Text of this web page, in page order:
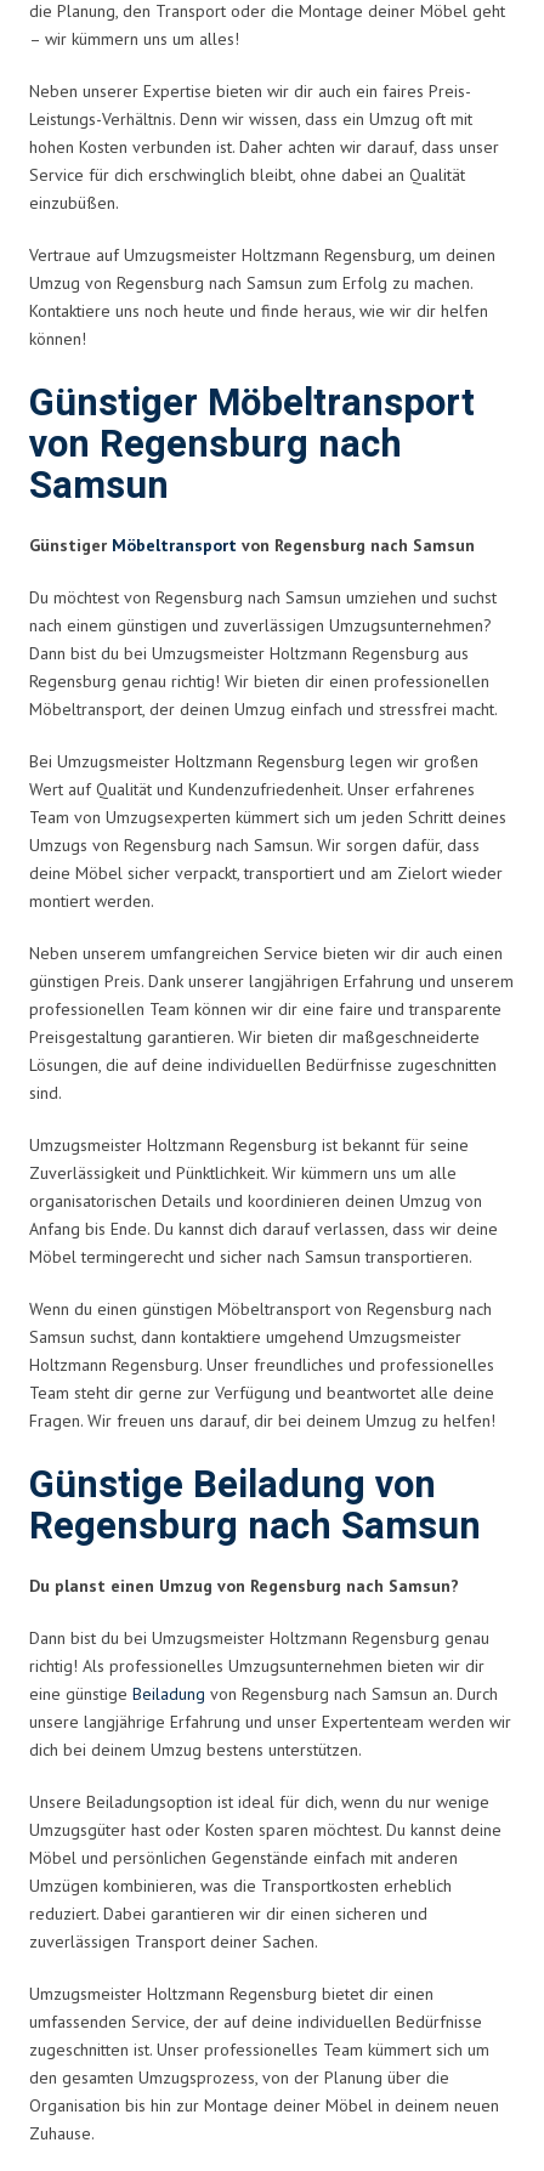
die Planung, den Transport oder die Montage deiner Möbel geht
– wir kümmern uns um alles!
Neben unserer Expertise bieten wir dir auch ein faires Preis-
Leistungs-Verhältnis. Denn wir wissen, dass ein Umzug oft mit
hohen Kosten verbunden ist. Daher achten wir darauf, dass unser
Service für dich erschwinglich bleibt, ohne dabei an Qualität
einzubüßen.
Vertraue auf Umzugsmeister Holtzmann Regensburg, um deinen
Umzug von Regensburg nach Samsun zum Erfolg zu machen.
Kontaktiere uns noch heute und finde heraus, wie wir dir helfen
können!
Günstiger Möbeltransport
von Regensburg nach
Samsun
Günstiger Möbeltransport von Regensburg nach Samsun
Du möchtest von Regensburg nach Samsun umziehen und suchst
nach einem günstigen und zuverlässigen Umzugsunternehmen?
Dann bist du bei Umzugsmeister Holtzmann Regensburg aus
Regensburg genau richtig! Wir bieten dir einen professionellen
Möbeltransport, der deinen Umzug einfach und stressfrei macht.
Bei Umzugsmeister Holtzmann Regensburg legen wir großen
Wert auf Qualität und Kundenzufriedenheit. Unser erfahrenes
Team von Umzugsexperten kümmert sich um jeden Schritt deines
Umzugs von Regensburg nach Samsun. Wir sorgen dafür, dass
deine Möbel sicher verpackt, transportiert und am Zielort wieder
montiert werden.
Neben unserem umfangreichen Service bieten wir dir auch einen
günstigen Preis. Dank unserer langjährigen Erfahrung und unserem
professionellen Team können wir dir eine faire und transparente
Preisgestaltung garantieren. Wir bieten dir maßgeschneiderte
Lösungen, die auf deine individuellen Bedürfnisse zugeschnitten
sind.
Umzugsmeister Holtzmann Regensburg ist bekannt für seine
Zuverlässigkeit und Pünktlichkeit. Wir kümmern uns um alle
organisatorischen Details und koordinieren deinen Umzug von
Anfang bis Ende. Du kannst dich darauf verlassen, dass wir deine
Möbel termingerecht und sicher nach Samsun transportieren.
Wenn du einen günstigen Möbeltransport von Regensburg nach
Samsun suchst, dann kontaktiere umgehend Umzugsmeister
Holtzmann Regensburg. Unser freundliches und professionelles
Team steht dir gerne zur Verfügung und beantwortet alle deine
Fragen. Wir freuen uns darauf, dir bei deinem Umzug zu helfen!
Günstige Beiladung von
Regensburg nach Samsun
Du planst einen Umzug von Regensburg nach Samsun?
Dann bist du bei Umzugsmeister Holtzmann Regensburg genau
richtig! Als professionelles Umzugsunternehmen bieten wir dir
eine günstige Beiladung von Regensburg nach Samsun an. Durch
unsere langjährige Erfahrung und unser Expertenteam werden wir
dich bei deinem Umzug bestens unterstützen.
Unsere Beiladungsoption ist ideal für dich, wenn du nur wenige
Umzugsgüter hast oder Kosten sparen möchtest. Du kannst deine
Möbel und persönlichen Gegenstände einfach mit anderen
Umzügen kombinieren, was die Transportkosten erheblich
reduziert. Dabei garantieren wir dir einen sicheren und
zuverlässigen Transport deiner Sachen.
Umzugsmeister Holtzmann Regensburg bietet dir einen
umfassenden Service, der auf deine individuellen Bedürfnisse
zugeschnitten ist. Unser professionelles Team kümmert sich um
den gesamten Umzugsprozess, von der Planung über die
Organisation bis hin zur Montage deiner Möbel in deinem neuen
Zuhause.